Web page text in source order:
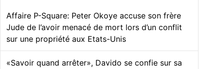
Affaire P-Square: Peter Okoye accuse son frère
Jude de l’avoir menacé de mort lors d’un conflit
sur une propriété aux Etats-Unis
«Savoir quand arrêter», Davido se confie sur sa